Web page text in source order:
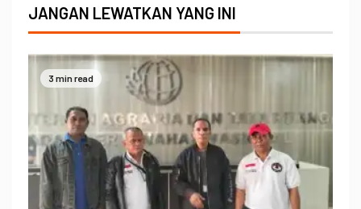
JANGAN LEWATKAN YANG INI
3 min read